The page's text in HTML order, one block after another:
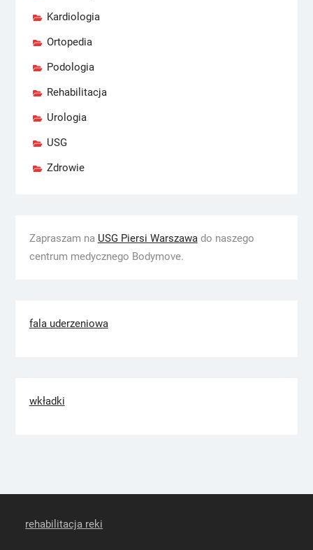
Kardiologia
Ortopedia
Podologia
Rehabilitacja
Urologia
USG
Zdrowie
Zapraszam na USG Piersi Warszawado naszego
centrum medycznego Bodymove.
fala uderzeniowa
wkładki
rehabilitacja reki